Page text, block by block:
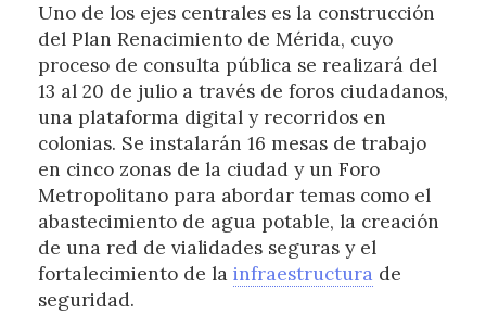
Uno de los ejes centrales es la construcción
del Plan Renacimiento de Mérida, cuyo
proceso de consulta pública se realizará del
13 al 20 de julio a través de foros ciudadanos,
una plataforma digital y recorridos en
colonias. Se instalarán 16 mesas de trabajo
en cinco zonas de la ciudad y un Foro
Metropolitano para abordar temas como el
abastecimiento de agua potable, la creación
de una red de vialidades seguras y el
fortalecimiento de la infraestructura de
seguridad.